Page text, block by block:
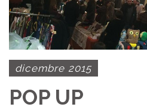
dicembre 2015
POP UP